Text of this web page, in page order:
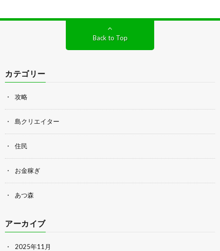
Back to Top
カテゴリー
攻略
島クリエイター
住民
お金稼ぎ
あつ森
アーカイブ
2025年11月